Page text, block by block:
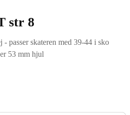
str 8
passer skateren med 39-44 i sko
53 mm hjul